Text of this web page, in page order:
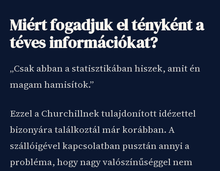
Miért fogadjuk el tényként a
téves információkat?
„Csak abban a statisztikában hiszek, amit én
magam hamisítok.”
Ezzel a Churchillnek tulajdonított idézettel
bizonyára találkoztál már korábban. A
szállóigével kapcsolatban pusztán annyi a
probléma, hogy nagy valószínűséggel nem